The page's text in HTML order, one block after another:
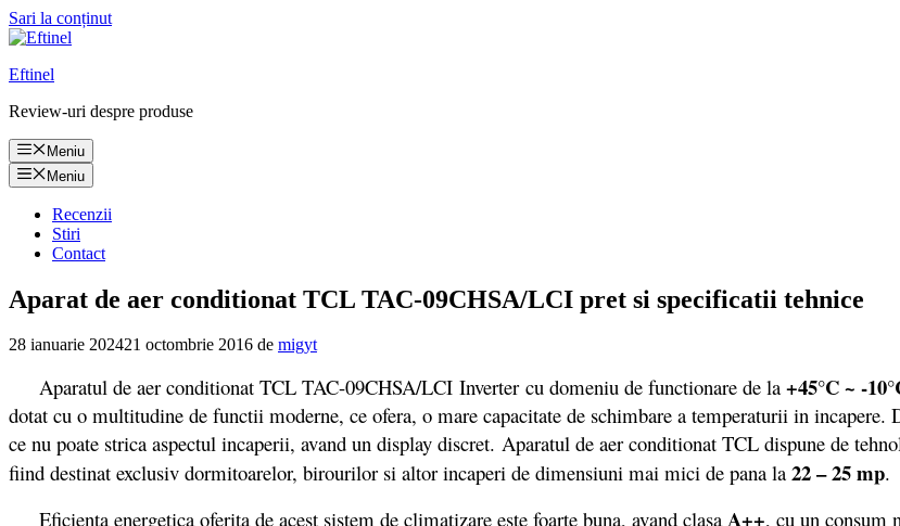
Sari la conținut
Eftinel
Review-uri despre produse
Meniu
Meniu
Recenzii
Stiri
Contact
Aparat de aer conditionat TCL TAC-09CHSA/LCI pret si specificatii tehnice
28 ianuarie 202421 octombrie 2016 de migyt
Aparatul de aer conditionat TCL TAC-09CHSA/LCI Inverter cu domeniu de functionare de la +45°C ~ -
dotat cu o multitudine de functii moderne, ce ofera, o mare capacitate de schimbare a temperaturii in incapere.
ce nu poate strica aspectul incaperii, avand un display discret. Aparatul de aer conditionat TCL dispune de
fiind destinat exclusiv dormitoarelor, birourilor si altor incaperi de dimensiuni mai mici de pana la 22 – 25 mp.
Eficienta energetica oferita de acest sistem de climatizare este foarte buna, avand clasa A++, cu un consum